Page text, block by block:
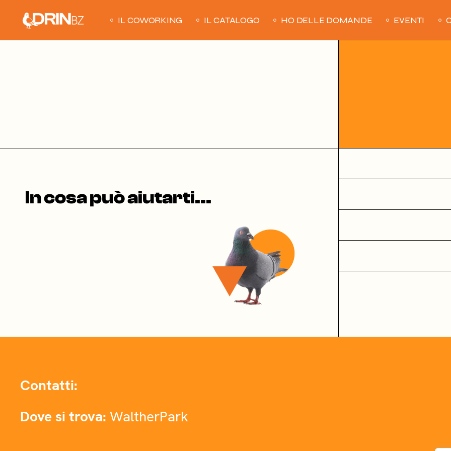
content
IL COWORKING IL CATALOGO HO DELLE DOMANDE EVENTI
In cosa può aiutarti...
Contatti:
Dove si trova: WaltherPark